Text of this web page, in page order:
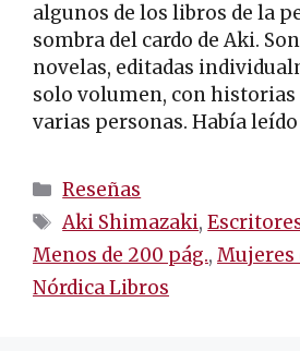
algunos de los libros de la
sombra del cardo de Aki.
novelas, editadas
solo volumen, con historias
varias personas. Había
Categorías
Reseñas
Etiquetas
Aki Shimazaki,
Menos de 200 pág., Mujeres
Nórdica Libros